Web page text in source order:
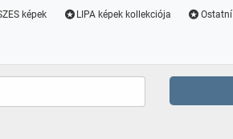
képek LIPA képek kollekciója Ostatní